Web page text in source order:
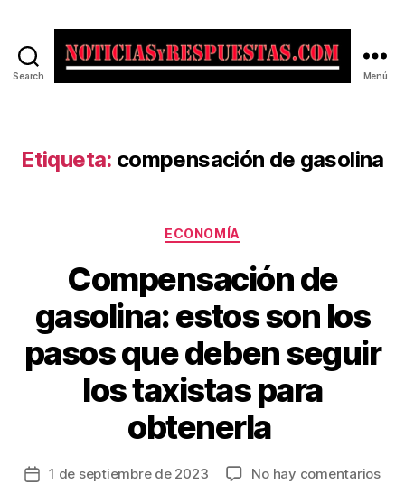
Search Menú
Etiqueta: compensación de gasolina
Categorías
ECONOMÍA
Compensación de
gasolina: estos son los
pasos que deben seguir
los taxistas para
obtenerla
Fecha1 de septiembre de 2023 No hay comentariosen